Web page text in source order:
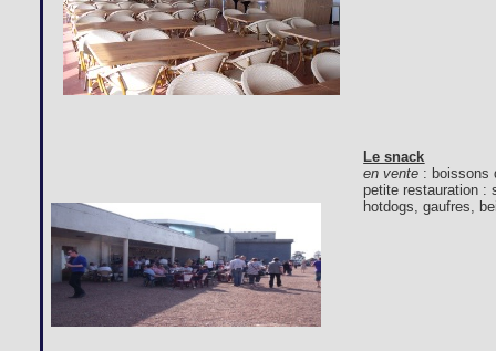
Le snack
en vente : boissons
petite restauration :
hotdogs, gaufres,